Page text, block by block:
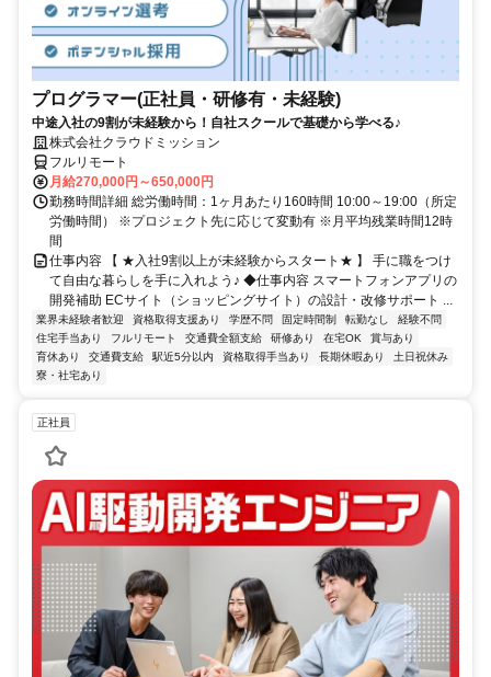
プログラマー(正社員・研修有・未経験)
中途入社の9割が未経験から！自社スクールで基礎から学べる♪
株式会社クラウドミッション
フルリモート
月給270,000円～650,000円
勤務時間詳細 総労働時間：1ヶ月あたり160時間 10:00～19:00（所定
労働時間） ※プロジェクト先に応じて変動有 ※月平均残業時間12時
間
仕事内容 【 ★入社9割以上が未経験からスタート★ 】 手に職をつけ
て自由な暮らしを手に入れよう♪ ◆仕事内容 スマートフォンアプリの
開発補助 ECサイト（ショッピングサイト）の設計・改修サポート ...
業界未経験者歓迎 資格取得支援あり 学歴不問 固定時間制 転勤なし
経験不問
住宅手当あり
フルリモート 交通費全額支給 研修あり 在宅OK
賞与あり
育休あり
交通費支給 駅近5分以内 資格取得手当あり 長期休暇あり
土日祝休み
寮・社宅あり
正社員